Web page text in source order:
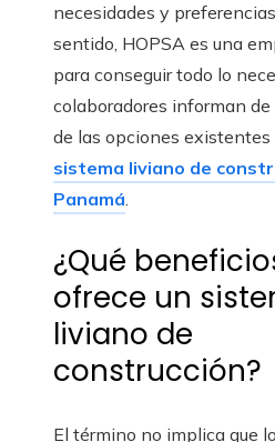
necesidades y
sentido, HOPSA es una
para conseguir todo lo
colaboradores informan de
de las opciones existentes
sistema liviano de
Panamá.
¿Qué
ofrece un
liviano de
construcción?
El término no implica que